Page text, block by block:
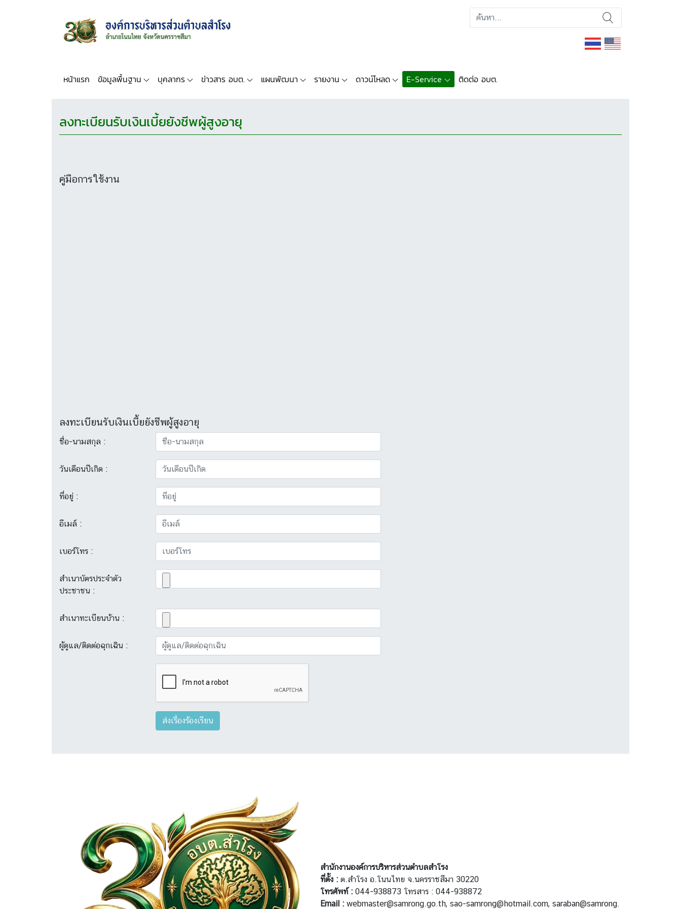
หน้าแรก ข้อมูลพื้นฐาน บุคลากร ข่าวสาร อบต. แผนพัฒนา รายงาน ดาวน์โหลด E-Service ติดต่อ อบต.
ลงทะเบียนรับเงินเบี้ยยังชีพผู้สูงอายุ
คู่มือการใช้งาน
ลงทะเบียนรับเงินเบี้ยยังชีพผู้สูงอายุ
ชื่อ-นามสกุล :
วันเดือนปีเกิด :
ที่อยู่ :
อีเมล์ :
เบอร์โทร :
สำเนาบัตรประจำตัว
ประชาชน :
สำเนาทะเบียนบ้าน :
ผู้ดูแล/ติดต่อฉุกเฉิน :
ส่งเรื่องร้องเรียน
สำนักงานองค์การบริหารส่วนตำบลสำโรง
ที่ตั้ง : ต.สำโรง อ.โนนไทย จ.นครราชสีมา 30220
โทรศัพท์ : 044-938873 โทรสาร : 044-938872
Email : webmaster@samrong.go.th, sao-samrong@hotmail.com, saraban@samrong.